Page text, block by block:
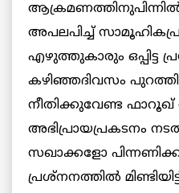
അപലപിച്ച്
എഴുത്തുകാരും ഒപ്പിട്ട
കഴിഞ്ഞദിവസം
നീതിക്കുവേണ്ട
അഭിപ്രായപ്രകടനം
സഖാക്കളോ
പ്രശ്‌നനത്തില്‍